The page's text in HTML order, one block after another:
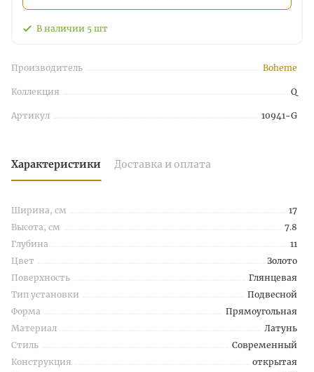
В наличии 5 шт
Производитель Boheme
Коллекция Q
Артикул 10941-G
Характеристики Доставка и оплата
Ширина, см
17
Высота, см
7.8
Глубина
11
Цвет
Золото
Поверхность
Глянцевая
Тип установки
Подвесной
Форма
Прямоугольная
Материал
Латунь
Стиль
Современный
Конструкция
открытая